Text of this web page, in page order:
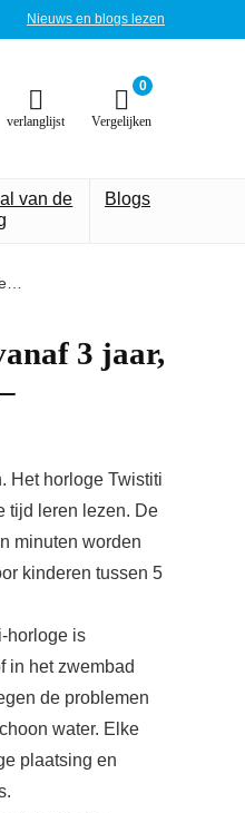
Nieuws en blogs lezen
verlanglijst
0
Vergelijken
van de
Blogs
3 jaar,
Het horloge Twistiti
tijd leren lezen. De
minuten worden
kinderen tussen 5
horloge is
in het zwembad
de problemen
water. Elke
plaatsing en